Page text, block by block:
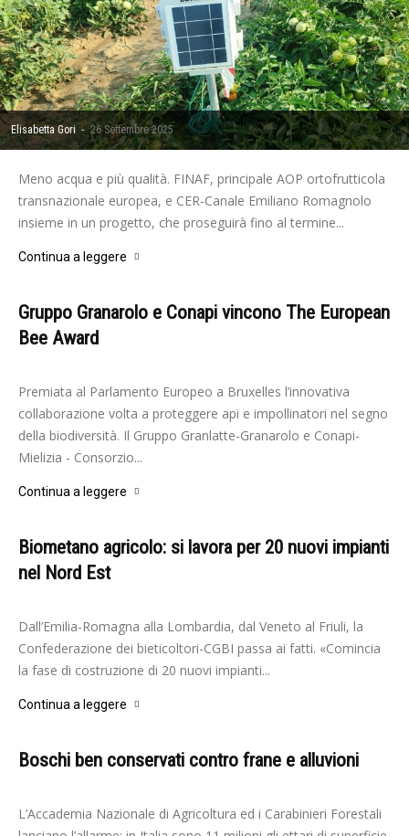
Elisabetta Gori - 26 Settembre 2025
Meno acqua e più qualità. FINAF, principale AOP ortofrutticola
transnazionale europea, e CER-Canale Emiliano Romagnolo
insieme in un progetto, che proseguirà fino al termine...
Continua a leggere
Gruppo Granarolo e Conapi vincono The European
Bee Award
Elisabetta Gori - 11 Dicembre 2024
Premiata al Parlamento Europeo a Bruxelles l’innovativa
collaborazione volta a proteggere api e impollinatori nel segno
della biodiversità. Il Gruppo Granlatte-Granarolo e Conapi-
Mielizia - Consorzio...
Continua a leggere
Biometano agricolo: si lavora per 20 nuovi impianti
nel Nord Est
Elisabetta Gori - 30 Maggio 2024
Dall’Emilia-Romagna alla Lombardia, dal Veneto al Friuli, la
Confederazione dei bieticoltori-CGBI passa ai fatti. «Comincia
la fase di costruzione di 20 nuovi impianti...
Continua a leggere
Boschi ben conservati contro frane e alluvioni
Redazione - 15 Dicembre 2023
L’Accademia Nazionale di Agricoltura ed i Carabinieri Forestali